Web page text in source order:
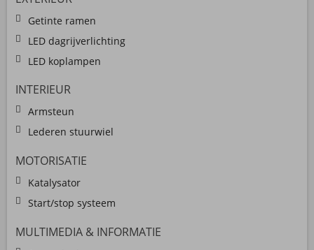
Getinte ramen
LED dagrijverlichting
LED koplampen
INTERIEUR
Armsteun
Lederen stuurwiel
MOTORISATIE
Katalysator
Start/stop systeem
MULTIMEDIA & INFORMATIE